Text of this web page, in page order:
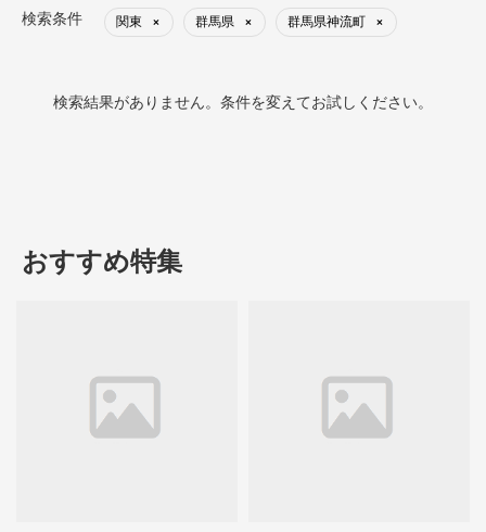
検索条件 関東 × 群馬県 × 群馬県神流町 ×
検索結果がありません。条件を変えてお試しください。
おすすめ特集